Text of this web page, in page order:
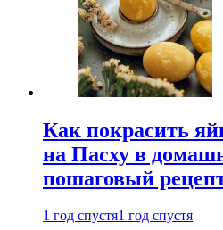
Как покрасить
на Пасху в
пошаговый
1 год спустя1 год спустя